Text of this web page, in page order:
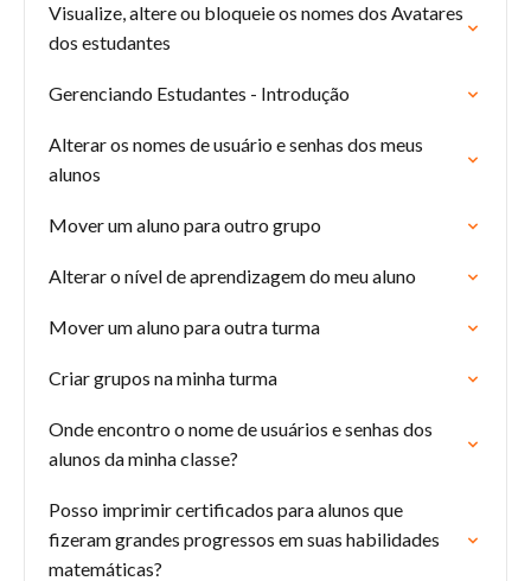
Visualize, altere ou bloqueie os nomes dos Avatares
dos estudantes
Gerenciando Estudantes - Introdução
Alterar os nomes de usuário e senhas dos meus
alunos
Mover um aluno para outro grupo
Alterar o nível de aprendizagem do meu aluno
Mover um aluno para outra turma
Criar grupos na minha turma
Onde encontro o nome de usuários e senhas dos
alunos da minha classe?
Posso imprimir certificados para alunos que
fizeram grandes progressos em suas habilidades
matemáticas?